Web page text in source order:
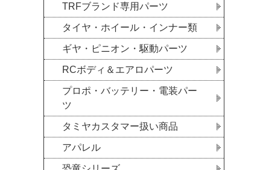
TRFブランド専用パーツ
タイヤ・ホイール・インナー類
ギヤ・ピニオン・駆動パーツ
RCボディ＆エアロパーツ
プロポ・バッテリー・電装パー
ツ
タミヤカスタマー扱い商品
アパレル